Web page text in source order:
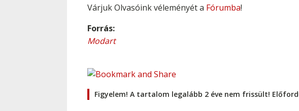
Várjuk Olvasóink véleményét a Fórumba!
Forrás:
Modart
Figyelem! A tartalom legalább 2 éve nem frissült!